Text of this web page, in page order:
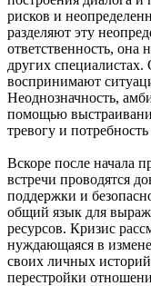
рисков и
разделяют эту
ответственность, она
других
воспринимают
Неоднозначность,
помощью
тревогу и
Вскоре после начала
встречи проводятся
поддержки и
общий язык для
ресурсов. Кризис
нуждающаяся в
своих личных
перестройки